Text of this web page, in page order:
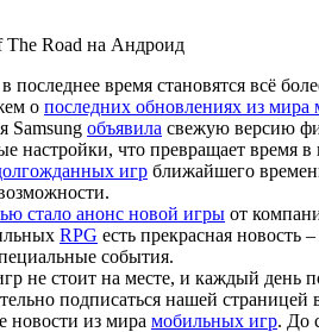
The Road на Андроид
в последнее время становятся всё
о последних обновлениях из
Samsung объявила свежую версию
настройки, что превращает время
игр ближайшего
стало анонс новой игры от
RPG есть прекрасная
события.
не стоит на месте, и каждый день
подписаться нашей страницей
новости из мира мобильных игр. До